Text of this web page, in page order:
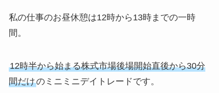
私の仕事のお昼休憩は12時から13時までの一時
間。
12時半から始まる株式市場後場開始直後から30分
間だけのミニミニデイトレードです。